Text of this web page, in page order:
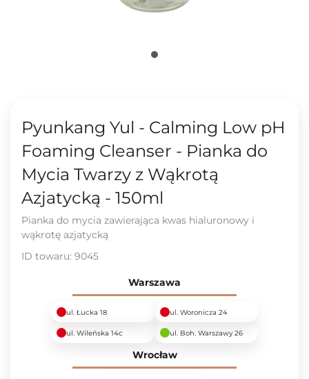
Pyunkang Yul - Calming Low pH
Foaming Cleanser - Pianka do
Mycia Twarzy z Wąkrotą
Azjatycką - 150ml
Pianka do mycia zawierająca kwas hialuronowy i
wąkrotę azjatycką
ID towaru: 9045
Warszawa
ul. Łucka 18 ul. Woronicza 24
ul. Wileńska 14c ul. Boh. Warszawy 26
Wrocław